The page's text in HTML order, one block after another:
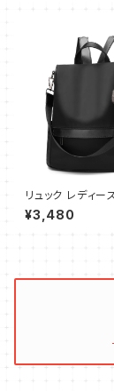
リュック レディ
軽量 リュックサッ
ハンドバッグ
¥3,480